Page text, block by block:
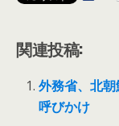
関連投稿:
外務省、北
呼びかけ